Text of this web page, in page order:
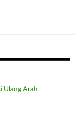
Ulang Arah